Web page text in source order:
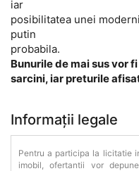
iar
posibilitatea unei
putin
probabila.
Bunurile de mai sus vor
sarcini, iar preturile
Informații legale
Pentru a participa la licitatie
imobil, ofertantii vor